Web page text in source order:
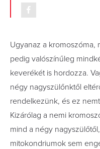
Ugyanaz a kromoszóma,
pedig valószínűleg
keverékét is hordozza.
négy nagyszülőnktől
rendelkezünk, és ez
Kizárólag a nemi
mind a négy
mitokondriumok sem